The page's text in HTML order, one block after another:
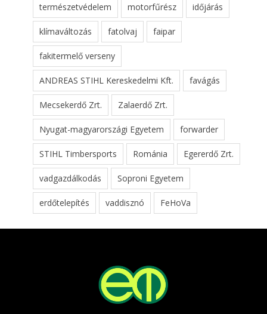
természetvédelem motorfűrész időjárás
klímaváltozás fatolvaj faipar
fakitermelő verseny
ANDREAS STIHL Kereskedelmi Kft. favágás
Mecsekerdő Zrt. Zalaerdő Zrt.
Nyugat-magyarországi Egyetem forwarder
STIHL Timbersports Románia Egererdő Zrt.
vadgazdálkodás Soproni Egyetem
erdőtelepítés vaddisznó FeHoVa